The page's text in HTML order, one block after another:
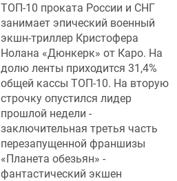
ТОП-10 проката России и СНГ
занимает эпический военный
экшн-триллер Кристофера
Нолана «Дюнкерк» от Каро. На
долю ленты приходится 31,4%
общей кассы ТОП-10. На вторую
строчку опустился лидер
прошлой недели -
заключительная третья часть
перезапущенной франшизы
«Планета обезьян» -
фантастический экшен